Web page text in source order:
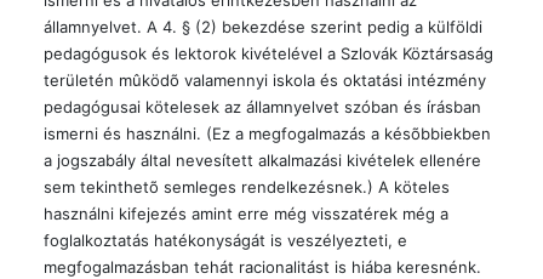
államnyelvet. A 4. § (2) bekezdése szerint pedig a külföldi
pedagógusok és lektorok kivételével a Szlovák Köztársaság
területén mûködõ valamennyi iskola és oktatási intézmény
pedagógusai kötelesek az államnyelvet szóban és írásban
ismerni és használni. (Ez a megfogalmazás a késõbbiekben
a jogszabály által nevesített alkalmazási kivételek ellenére
sem tekinthetõ semleges rendelkezésnek.) A köteles
használni kifejezés amint erre még visszatérek még a
foglalkoztatás hatékonyságát is veszélyezteti, e
megfogalmazásban tehát racionalitást is hiába keresnénk.